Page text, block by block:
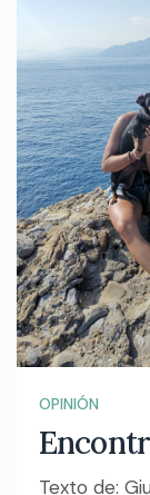
OPINIÓN
Texto de: